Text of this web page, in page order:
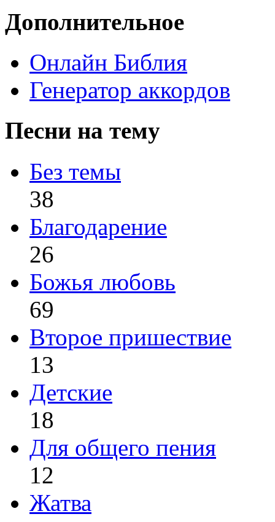
Дополнительное
Онлайн Библия
Генератор аккордов
Песни на тему
Без темы
38
Благодарение
26
Божья любовь
69
Второе пришествие
13
Детские
18
Для общего пения
12
Жатва